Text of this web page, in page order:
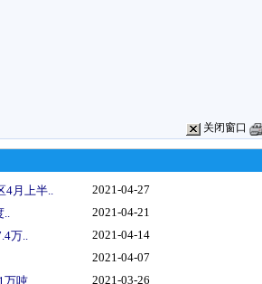
关闭窗口
4月上半..
2021-04-27
..
2021-04-21
万..
2021-04-14
2021-04-07
吨..
2021-03-26